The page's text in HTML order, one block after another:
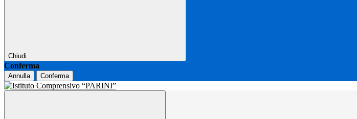
Chiudi
Conferma
Annulla Conferma